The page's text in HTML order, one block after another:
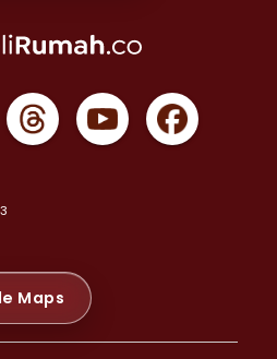
Pusat >
>
>
>
Hilir >
Maps